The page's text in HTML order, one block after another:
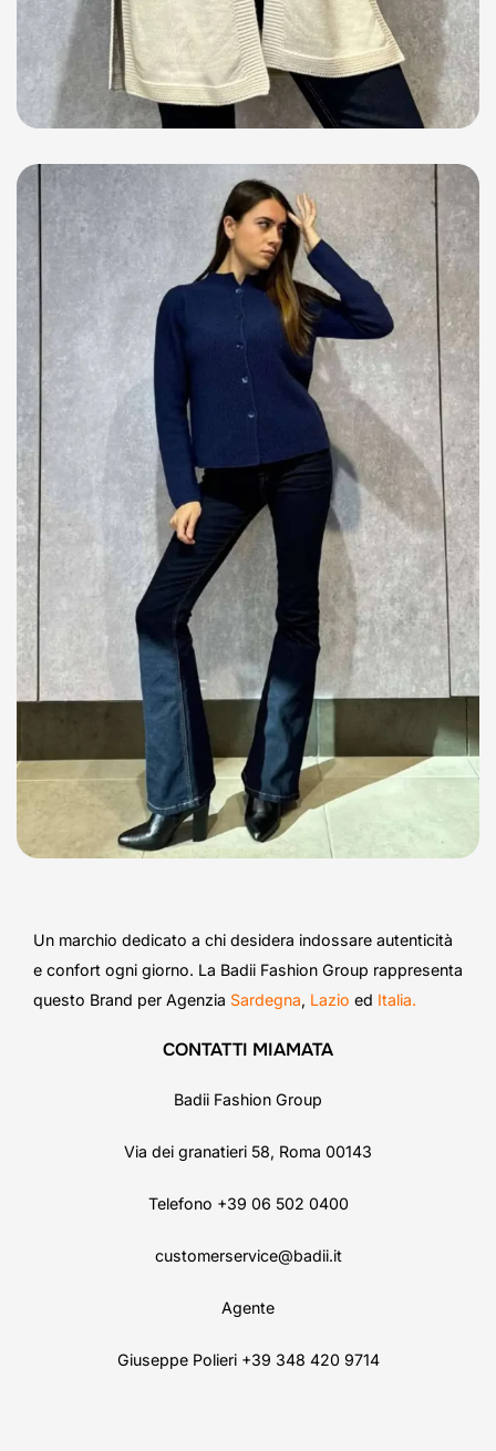
Un marchio dedicato a chi desidera indossare autenticità
e confort ogni giorno. La Badii Fashion Group rappresenta
questo Brand per Agenzia Sardegna, Lazio ed Italia.
CONTATTI MIAMATA
Badii Fashion Group
Via dei granatieri 58, Roma 00143
Telefono +39 06 502 0400
customerservice@badii.it
Agente
Giuseppe Polieri +39 348 420 9714